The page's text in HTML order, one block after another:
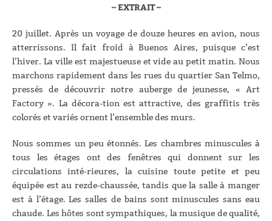
– EXTRAIT –
20 juillet. Après un voyage de douze heures en avion, nous
atterrissons. Il fait froid à Buenos Aires, puisque c’est
l’hiver. La ville est majestueuse et vide au petit matin. Nous
marchons rapidement dans les rues du quartier San Telmo,
pressés de découvrir notre auberge de jeunesse, « Art
Factory ». La décora-tion est attractive, des graffitis très
colorés et variés ornent l’ensemble des murs.
Nous sommes un peu étonnés. Les chambres minuscules à
tous les étages ont des fenêtres qui donnent sur les
circulations inté-rieures, la cuisine toute petite et peu
équipée est au rezde-chaussée, tandis que la salle à manger
est à l’étage. Les salles de bains sont minuscules sans eau
chaude. Les hôtes sont sympathiques, la musique de qualité,